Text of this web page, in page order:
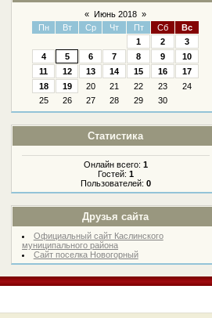
« Июнь 2018 »
Пн
Вт Ср Чт Пт Сб
Вс
1
2
3
4
5 6 7 8 9
10
11
12 13 14 15 16
17
18
19 20 21 22 23
24
25
26 27 28 29 30
Статистика
Онлайн всего: 1
Гостей: 1
Пользователей: 0
Друзья сайта
Официальный сайт Каслинского
муниципального района
Сайт поселка Новогорный